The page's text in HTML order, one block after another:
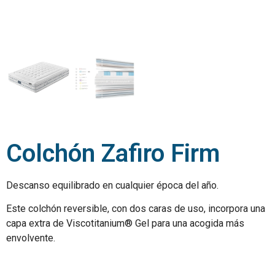
Colchón Zafiro Firm
Descanso equilibrado en cualquier época del año.
Este colchón reversible, con dos caras de uso, incorpora una
capa extra de Viscotitanium® Gel para una acogida más
envolvente.